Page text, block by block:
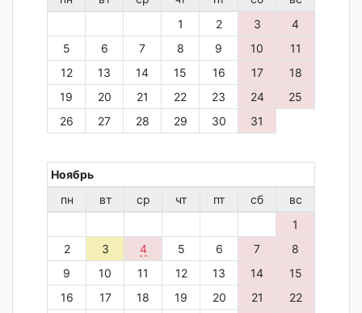
1
2 3
4
5
6 7 8 9 10
11
12
13 14 15 16 17
18
19
20 21 22 23 24
25
26
27 28 29 30 31
Ноябрь
пн
вт ср чт пт сб
вс
1
2
3 4 5 6 7
8
9
10 11 12 13 14
15
16
17 18 19 20 21
22